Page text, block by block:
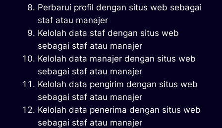
Perbarui profil dengan situs web sebagai
staf atau manajer
Kelolah data staf dengan situs web
sebagai staf atau manajer
Kelolah data manajer dengan situs web
sebagai staf atau manajer
Kelolah data pengirim dengan situs web
sebagai staf atau manajer
Kelolah data penerima dengan situs web
sebagai staf atau manajer